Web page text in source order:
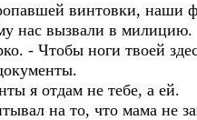
винтовки, наши
нас вызвали в милицию.
- Чтобы ноги твоей
я отдам не тебе, а ей.
на то, что мама не